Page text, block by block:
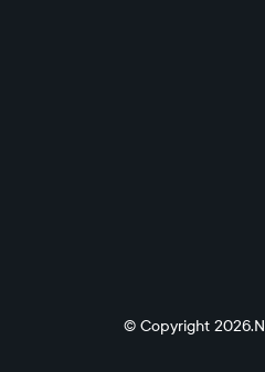
© Copyright 2026.